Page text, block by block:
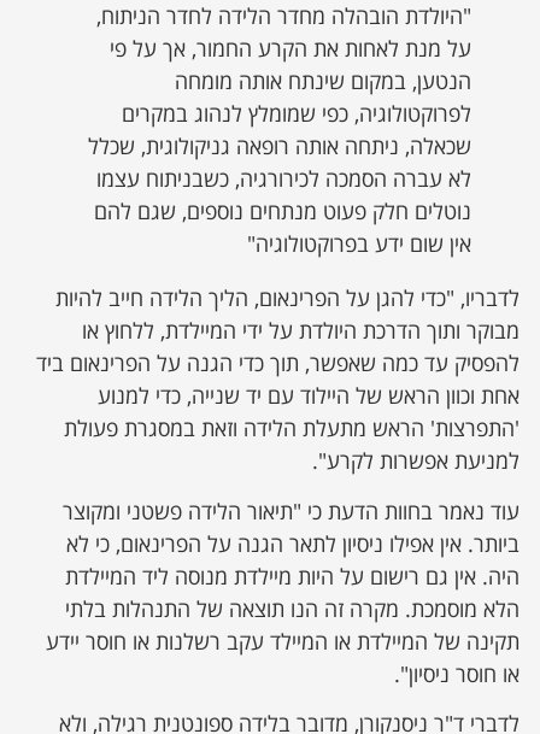
"היולדת הובהלה מחדר הלידה לחדר הניתוח,
על מנת לאחות את הקרע החמור, אך על פי
הנטען, במקום שינתח אותה מומחה
לפרוקטולוגיה, כפי שמומלץ לנהוג במקרים
שכאלה, ניתחה אותה רופאה גניקולוגית, שכלל
לא עברה הסמכה לכירורגיה, כשבניתוח עצמו
נוטלים חלק פעוט מנתחים נוספים, שגם להם
אין שום ידע בפרוקטולוגיה"
לדבריו, "כדי להגן על הפרינאום, הליך הלידה חייב להיות
מבוקר ותוך הדרכת היולדת על ידי המיילדת, ללחוץ או
להפסיק עד כמה שאפשר, תוך כדי הגנה על הפרינאום ביד
אחת וכוון הראש של היילוד עם יד שנייה, כדי למנוע
'התפרצות' הראש מתעלת הלידה וזאת במסגרת פעולת
למניעת אפשרות לקרע".
עוד נאמר בחוות הדעת כי "תיאור הלידה פשטני ומקוצר
ביותר. אין אפילו ניסיון לתאר הגנה על הפרינאום, כי לא
היה. אין גם רישום על היות מיילדת מנוסה ליד המיילדת
הלא מוסמכת. מקרה זה הנו תוצאה של התנהלות בלתי
תקינה של המיילדת או המיילד עקב רשלנות או חוסר יידע
או חוסר ניסיון".
לדברי ד"ר ניסנקורן, מדובר בלידה ספונטנית רגילה, ולא